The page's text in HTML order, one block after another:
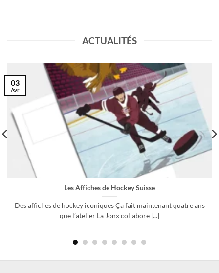
ACTUALITÉS
Les Affiches de Hockey Suisse
Des affiches de hockey iconiques Ça fait maintenant quatre ans
que l’atelier La Jonx collabore [...]
03
Avr